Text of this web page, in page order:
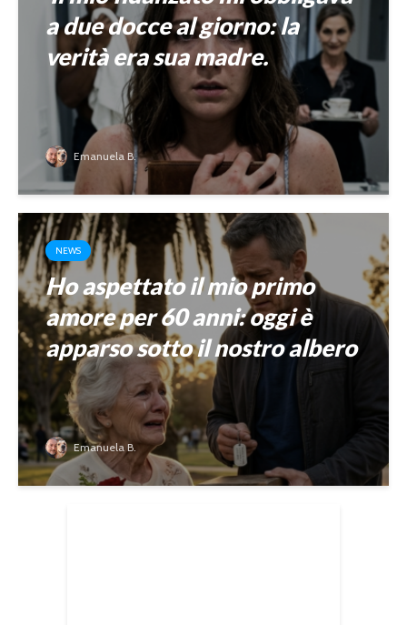
a due docce al giorno: la
verità era sua madre.
Emanuela B.
NEWS
Ho aspettato il mio primo
amore per 60 anni: oggi è
apparso sotto il nostro albero
Emanuela B.